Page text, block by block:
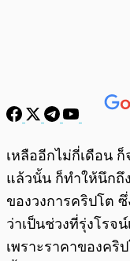
พร้อมเล่น
เหลืออีกไม่กี่เดือน
แล้วนั้น ก็ทำให้นึกถึ
ของวงการคริปโต
ว่าเป็นช่วงที่รุ่งโรจ
เพราะราคาของคริ